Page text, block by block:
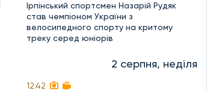
Ірпінський спортсмен Назарій Рудяк
став чемпіоном України з
велосипедного спорту на критому
треку серед юніорів
2 серпня, неділя
12:42